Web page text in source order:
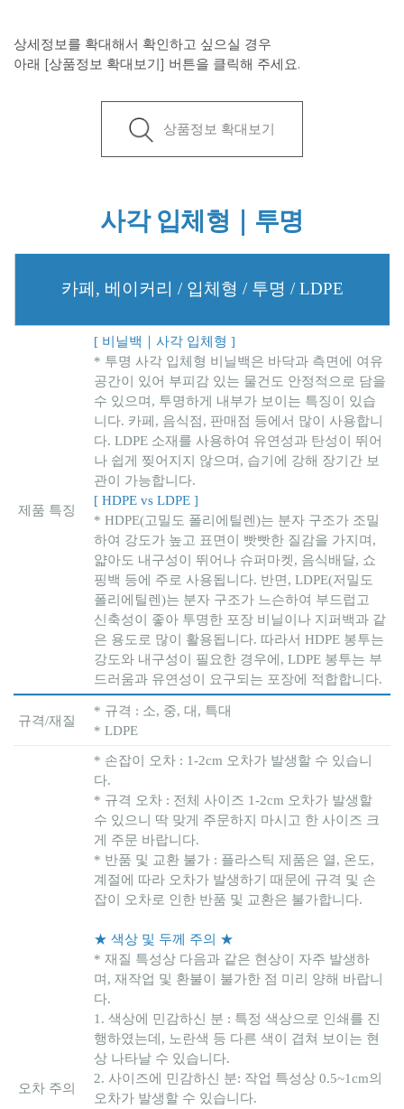
상세정보를 확대해서 확인하고 싶으실 경우
아래 [상품정보 확대보기] 버튼을 클릭해 주세요.
상품정보 확대보기
사각 입체형｜투명
카페, 베이커리 / 입체형 / 투명 / LDPE
제품 특징
[ 비닐백｜사각 입체형 ]
* 투명 사각 입체형 비닐백은 바닥과 측면에 여유
공간이 있어 부피감 있는 물건도 안정적으로 담을
수 있으며, 투명하게 내부가 보이는 특징이 있습
니다. 카페, 음식점, 판매점 등에서 많이 사용합니
다. LDPE 소재를 사용하여 유연성과 탄성이 뛰어
나 쉽게 찢어지지 않으며, 습기에 강해 장기간 보
관이 가능합니다.
[ HDPE vs LDPE ]
* HDPE(고밀도 폴리에틸렌)는 분자 구조가 조밀
하여 강도가 높고 표면이 빳빳한 질감을 가지며,
얇아도 내구성이 뛰어나 슈퍼마켓, 음식배달, 쇼
핑백 등에 주로 사용됩니다. 반면, LDPE(저밀도
폴리에틸렌)는 분자 구조가 느슨하여 부드럽고
신축성이 좋아 투명한 포장 비닐이나 지퍼백과 같
은 용도로 많이 활용됩니다. 따라서 HDPE 봉투는
강도와 내구성이 필요한 경우에, LDPE 봉투는 부
드러움과 유연성이 요구되는 포장에 적합합니다.
규격/재질
* 규격 : 소, 중, 대, 특대
* LDPE
오차 주의
* 손잡이 오차 : 1-2cm 오차가 발생할 수 있습니
다.
* 규격 오차 : 전체 사이즈 1-2cm 오차가 발생할
수 있으니 딱 맞게 주문하지 마시고 한 사이즈 크
게 주문 바랍니다.
* 반품 및 교환 불가 : 플라스틱 제품은 열, 온도,
계절에 따라 오차가 발생하기 때문에 규격 및 손
잡이 오차로 인한 반품 및 교환은 불가합니다.
★ 색상 및 두께 주의 ★
* 재질 특성상 다음과 같은 현상이 자주 발생하
며, 재작업 및 환불이 불가한 점 미리 양해 바랍니
다.
1. 색상에 민감하신 분 : 특정 색상으로 인쇄를 진
행하였는데, 노란색 등 다른 색이 겹쳐 보이는 현
상 나타날 수 있습니다.
2. 사이즈에 민감하신 분: 작업 특성상 0.5~1cm의
오차가 발생할 수 있습니다.